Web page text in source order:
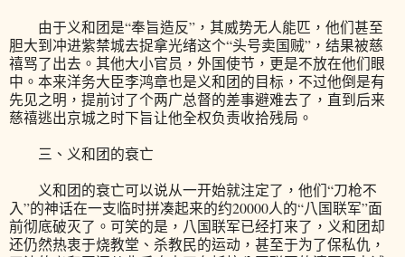
由于义和团是“奉旨造反”，其威势无人能匹，他们甚至
胆大到冲进紫禁城去捉拿光绪这个“头号卖国贼”，结果被慈
禧骂了出去。其他大小官员，外国使节，更是不放在他们眼
中。本来洋务大臣李鸿章也是义和团的目标，不过他倒是有
先见之明，提前讨了个两广总督的差事避难去了，直到后来
慈禧逃出京城之时下旨让他全权负责收拾残局。
三、义和团的衰亡
义和团的衰亡可以说从一开始就注定了，他们“刀枪不
入”的神话在一支临时拼凑起来的约20000人的“八国联军”面
前彻底破灭了。可笑的是，八国联军已经打来了，义和团却
还仍然热衷于烧教堂、杀教民的运动，甚至于为了保私仇，